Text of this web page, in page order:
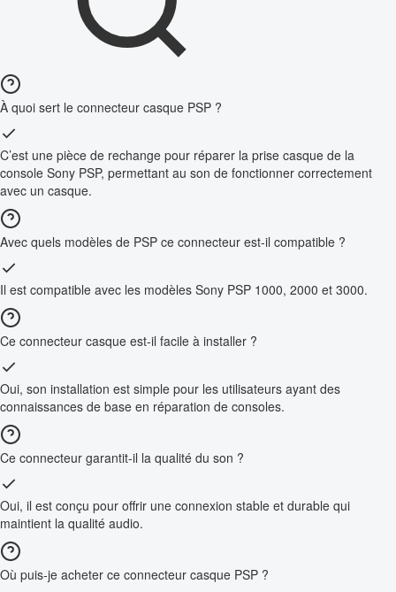
À quoi sert le connecteur casque PSP ?
C’est une pièce de rechange pour réparer la prise casque de la
console Sony PSP, permettant au son de fonctionner correctement
avec un casque.
Avec quels modèles de PSP ce connecteur est-il compatible ?
Il est compatible avec les modèles Sony PSP 1000, 2000 et 3000.
Ce connecteur casque est-il facile à installer ?
Oui, son installation est simple pour les utilisateurs ayant des
connaissances de base en réparation de consoles.
Ce connecteur garantit-il la qualité du son ?
Oui, il est conçu pour offrir une connexion stable et durable qui
maintient la qualité audio.
Où puis-je acheter ce connecteur casque PSP ?